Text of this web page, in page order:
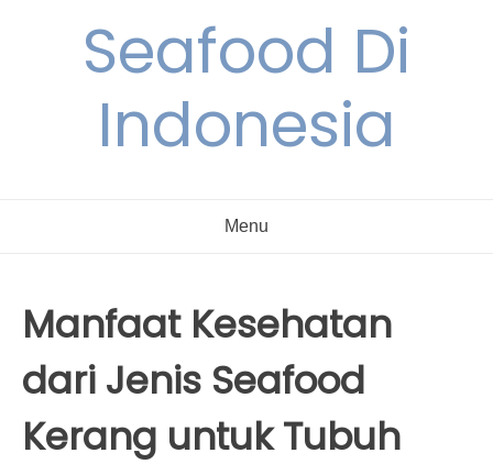
Seafood Di
Indonesia
Menu
Manfaat Kesehatan
dari Jenis Seafood
Kerang untuk Tubuh